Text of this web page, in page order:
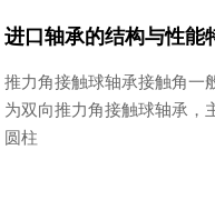
进口轴承的结构与性能
推力角接触球轴承接触角一
为双向推力角接触球轴承，
圆柱